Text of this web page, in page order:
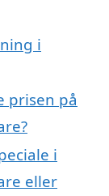
i
prisen på
i
eller